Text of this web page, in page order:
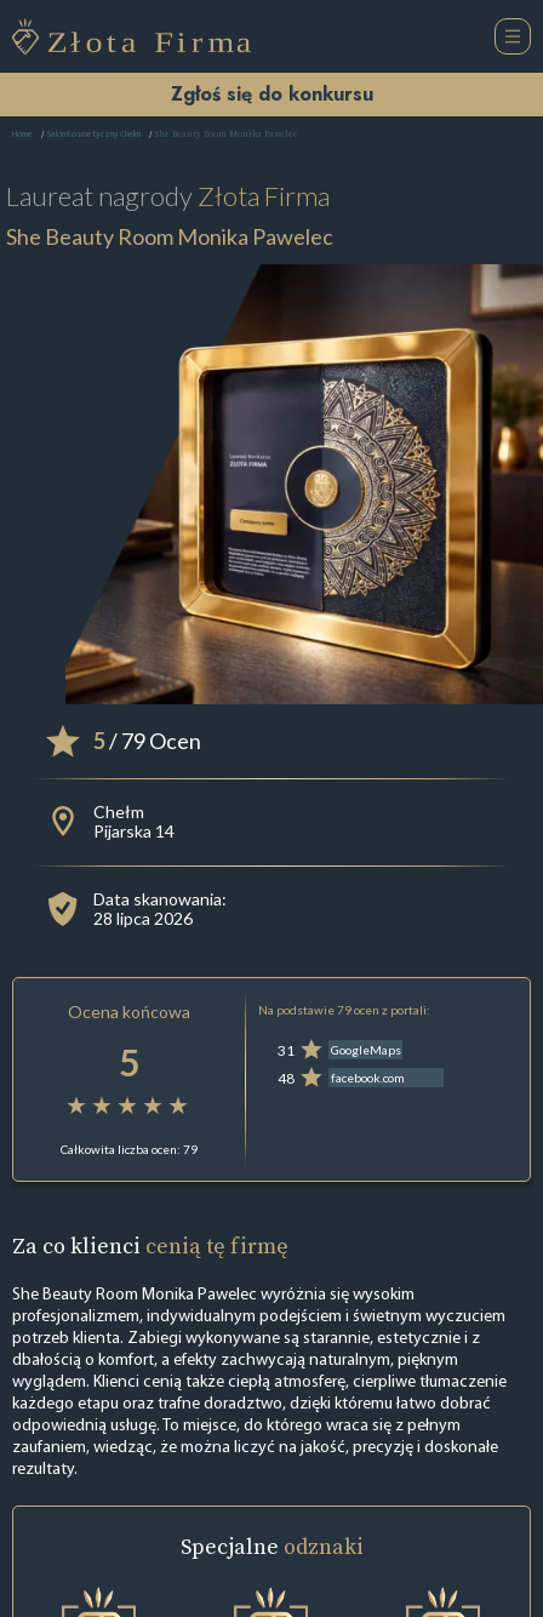
Zgłoś się do konkursu
Home Salon Kosmetyczny Chełm She Beauty Room Monika Pawelec
Laureat nagrodyZłota Firma
She Beauty Room Monika Pawelec
5/ 79 Ocen
Chełm
Pijarska 14
Data skanowania:
28 lipca 2026
Ocena końcowa
5
Całkowita liczba ocen: 79
Na podstawie 79 ocen z portali:
31 GoogleMaps
48 facebook.com
Za co klienci cenią tę firmę
She Beauty Room Monika Pawelec wyróżnia się wysokim
profesjonalizmem, indywidualnym podejściem i świetnym wyczuciem
potrzeb klienta. Zabiegi wykonywane są starannie, estetycznie i z
dbałością o komfort, a efekty zachwycają naturalnym, pięknym
wyglądem. Klienci cenią także ciepłą atmosferę, cierpliwe tłumaczenie
każdego etapu oraz trafne doradztwo, dzięki któremu łatwo dobrać
odpowiednią usługę. To miejsce, do którego wraca się z pełnym
zaufaniem, wiedząc, że można liczyć na jakość, precyzję i doskonałe
rezultaty.
Specjalne odznaki